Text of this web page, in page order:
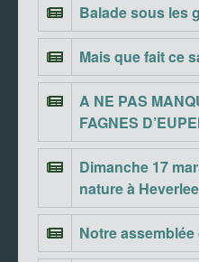
Balade sous les
Mais que fait ce
A NE PAS
FAGNES
Dimanche 17
nature à Heverlee
Notre